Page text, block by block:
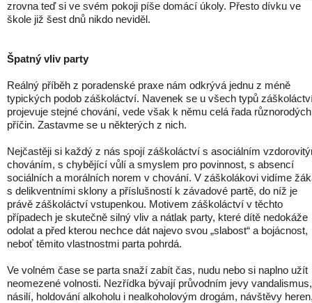
zrovna teď si ve svém pokoji píše domácí úkoly. Přesto dívku ve
škole již šest dnů nikdo neviděl.
Špatný vliv party
Reálný příběh z poradenské praxe nám odkrývá jednu z méně
typických podob záškoláctví. Navenek se u všech typů
projevuje stejné chování, vede však k němu celá řada různorodých
příčin. Zastavme se u některých z nich.
Nejčastěji si každý z nás spojí záškoláctví s asociálním
chováním, s chybějící vůlí a smyslem pro povinnost, s absencí
sociálních a morálních norem v chování. V záškolákovi vidíme
s delikventními sklony a příslušností k závadové partě, do níž je
právě záškoláctví vstupenkou. Motivem záškoláctví v těchto
případech je skutečně silný vliv a nátlak party, které dítě nedokáže
odolat a před kterou nechce dát najevo svou „slabost“ a bojácnost,
neboť těmito vlastnostmi parta pohrdá.
Ve volném čase se parta snaží zabít čas, nudu nebo si naplno užít
neomezené volnosti. Nezřídka bývají průvodním jevy vandalismus,
násilí, holdování alkoholu i nealkoholovým drogám, návštěvy